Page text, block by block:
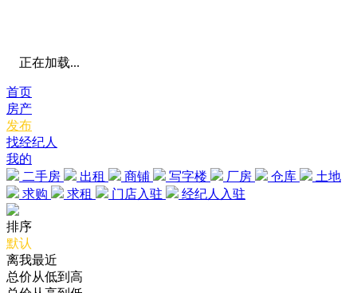
正在加载...
首页
房产
发布
找经纪人
我的
二手房
出租 商铺 写字楼 厂房 仓库
土地
求购
求租 门店入驻 经纪人入驻
排序
默认
离我最近
总价从低到高